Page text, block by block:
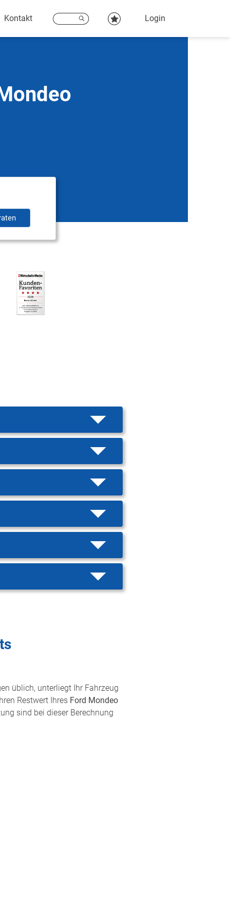
Kontakt Login
üblich, unterliegt Ihr Fahrzeug
Restwert Ihres Ford Mondeo
sind bei dieser Berechnung